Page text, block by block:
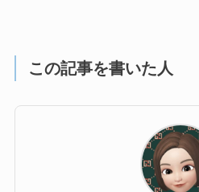
この記事を書いた人